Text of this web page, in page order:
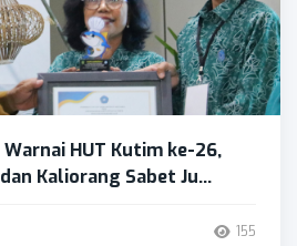
HUT Kutim ke-26,
Kaliorang Sabet Ju...
155